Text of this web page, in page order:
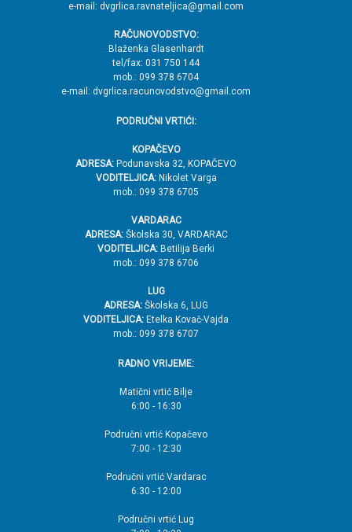
e-mail: dvgrlica.ravnateljica@gmail.com
RAČUNOVODSTVO:
Blaženka Glasenhardt
tel/fax: 031 750 144
mob.: 099 378 6704
e-mail: dvgrlica.racunovodstvo@gmail.com
PODRUČNI VRTIĆI:
KOPAČEVO
ADRESA: Podunavska 32, KOPAČEVO
VODITELJICA:Nikolet Varga
mob.: 099 378 6705
VARDARAC
ADRESA:Školska 30, VARDARAC
VODITELJICA: Betilija Berki
mob.: 099 378 6706
LUG
ADRESA: Školska 6, LUG
VODITELJICA: Etelka Kovač-Vajda
mob.: 099 378 6707
RADNO VRIJEME:
Matični vrtić Bilje
6:00 - 16:30
Područni vrtić Kopačevo
7:00 - 12:30
Područni vrtić Vardarac
6:30 - 12:00
Područni vrtić Lug